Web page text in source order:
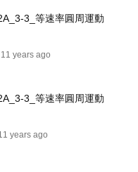
額 被實習生頂替，
江盛宇坦言「她剛回
轉身入職國際法院 三
說推文#一口氣看完#
3_等速率圓周運動
years ago
3_等速率圓周運動
years ago